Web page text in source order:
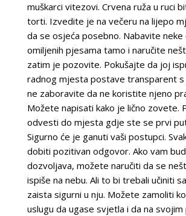
muškarci vitezovi. Crvena ruža u ruci
torti. Izvedite je na večeru na lijepo
da se osjeća posebno. Nabavite neke
omiljenih pjesama tamo i naručite
zatim je pozovite. Pokušajte da joj
radnog mjesta postave transparent s
ne zaboravite da ne koristite njeno
Možete napisati kako je lično zovete.
odvesti do mjesta gdje ste se prvi
Sigurno će je ganuti vaši postupci.
dobiti pozitivan odgovor. Ako vam
dozvoljava, možete naručiti da se
ispiše na nebu. Ali to bi trebali učiniti
zaista sigurni u nju. Možete zamoliti
uslugu da ugase svjetla i da na